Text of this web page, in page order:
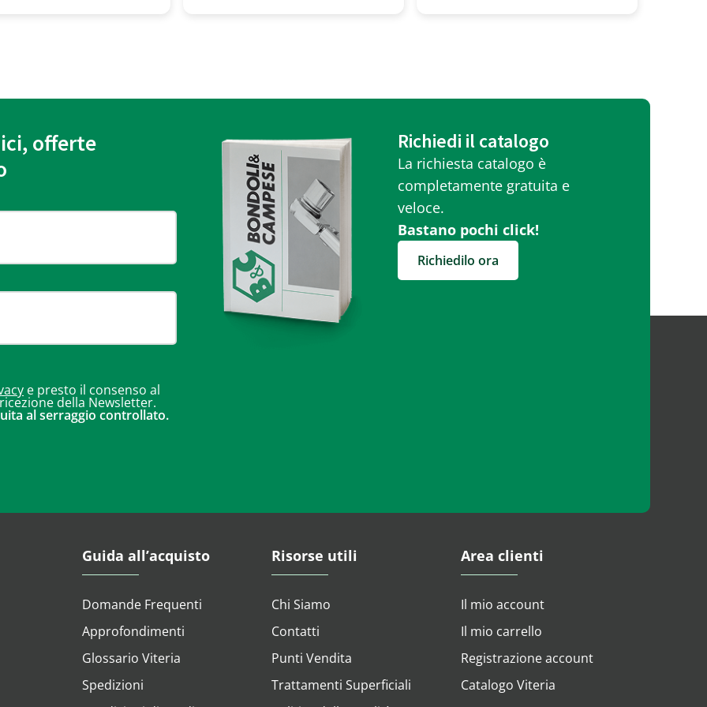
offerte
e presto il consenso al
della Newsletter.
al serraggio controllato.
Richiedi il catalogo
La richiesta catalogo è
completamente gratuita e
veloce.
Bastano pochi click!
Richiedilo ora
Guida all’acquisto
Domande Frequenti
Approfondimenti
Glossario Viteria
Spedizioni
Risorse utili
Chi Siamo
Contatti
Punti Vendita
Trattamenti Superficiali
Area clienti
Il mio account
Il mio carrello
Registrazione account
Catalogo Viteria